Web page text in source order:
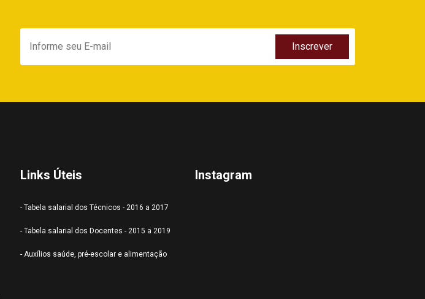
Links Úteis
- Tabela salarial dos Técnicos - 2016 a 2017
- Tabela salarial dos Docentes - 2015 a 2019
- Auxílios saúde, pré-escolar e alimentação
Instagram